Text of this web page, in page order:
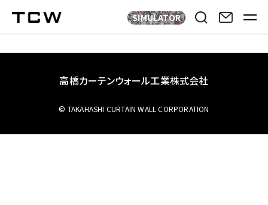
SIMULATOR
高橋カーテンウォール工業株式会社
© TAKAHASHI CURTAIN WALL CORPORATION